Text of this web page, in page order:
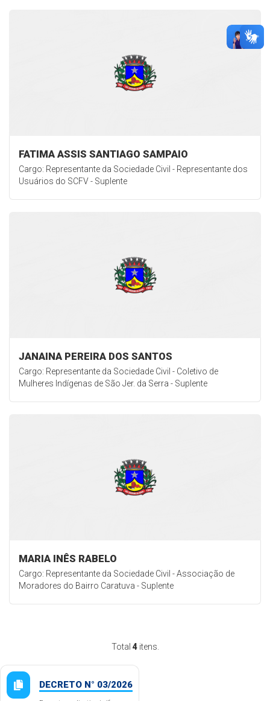
FATIMA ASSIS SANTIAGO SAMPAIO
Cargo: Representante da Sociedade Civil - Representante dos
Usuários do SCFV - Suplente
JANAINA PEREIRA DOS SANTOS
Cargo: Representante da Sociedade Civil - Coletivo de
Mulheres Indígenas de São Jer. da Serra - Suplente
MARIA INÊS RABELO
Cargo: Representante da Sociedade Civil - Associação de
Moradores do Bairro Caratuva - Suplente
Total 4itens.
DECRETO N° 03/2026